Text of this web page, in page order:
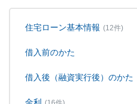
住宅ローン基本情報 (12件)
借入前のかた
借入後（融資実行後）のかた